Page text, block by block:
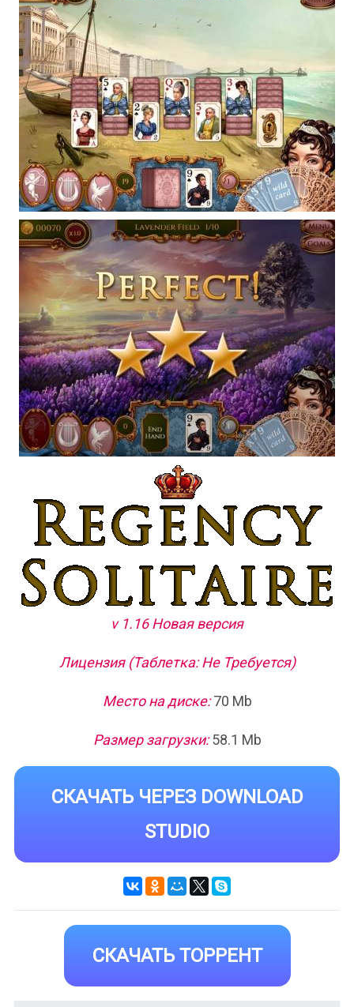
v 1.16 Новая версия
Лицензия (Таблетка: Не Требуется)
Место на диске:70 Mb
Размер загрузки:58.1 Mb
СКАЧАТЬ ЧЕРЕЗ DOWNLOAD
STUDIO
СКАЧАТЬ ТОРРЕНТ